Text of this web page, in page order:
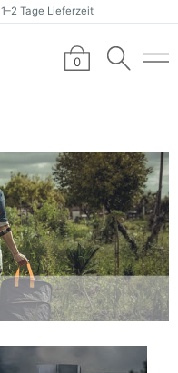
1–2 Tage Lieferzeit
0